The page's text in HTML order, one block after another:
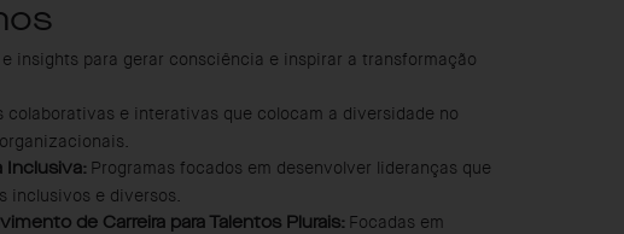
e insights para gerar consciência e inspirar a transformação
colaborativas e interativas que colocam a diversidade no
Inclusiva: Programas focados em desenvolver lideranças que
inclusivos e diversos.
de Carreira para Talentos Plurais: Focadas em